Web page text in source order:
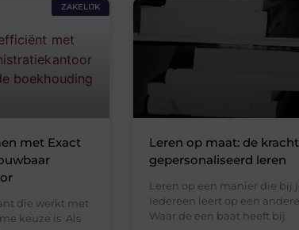
ZAKELIJK
met Exact
die werkt met
keuze is Als
Leren op maat: de
gepersonaliseerd leren
Leren op een manier die bij
Iedereen leert op een
Waar de een baat heeft bij